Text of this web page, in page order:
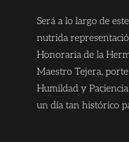
Será a lo largo de
nutrida
Honoraria de la
Maestro Tejera,
Humildad y
un día tan histórico